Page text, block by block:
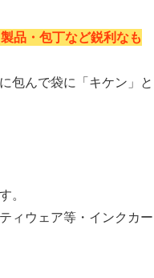
品・包丁など鋭利なも
包んで袋に「キケン」と
。
ィウェア等・インクカー